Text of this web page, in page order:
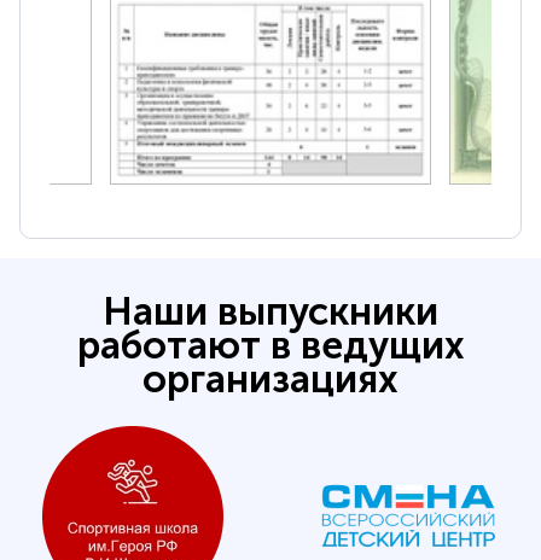
Наши выпускники
работают в ведущих
организациях